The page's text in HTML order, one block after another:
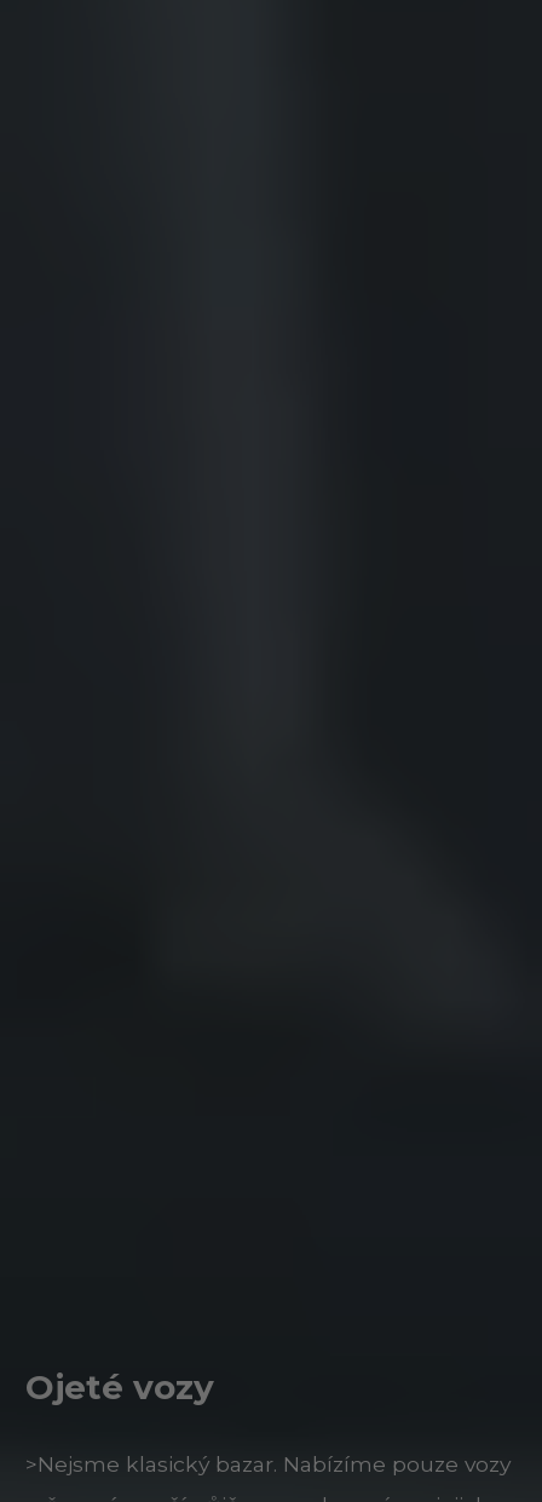
Ojeté vozy
>Nejsme klasický bazar. Nabízíme pouze vozy